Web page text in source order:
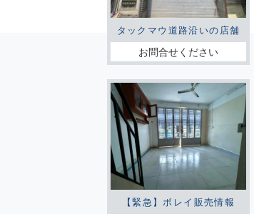
タックマウ道路沿いの店舗
お問合せください
【緊急】ボレイ販売情報